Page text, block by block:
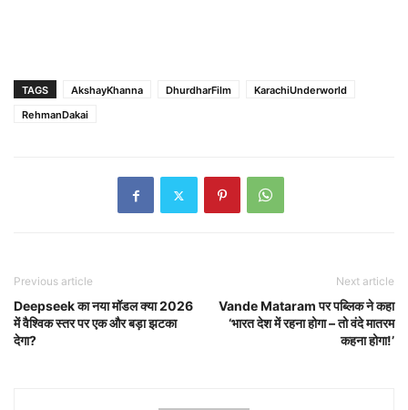
TAGS AkshayKhanna DhurdharFilm
KarachiUnderworld
RehmanDakai
Previous article
Deepseek का नया मॉडल क्या 2026
में वैश्विक स्तर पर एक और बड़ा झटका
देगा?
Next article
Vande Mataram पर पब्लिक ने कहा
‘भारत देश में रहना होगा – तो वंदे मातरम
कहना होगा!’